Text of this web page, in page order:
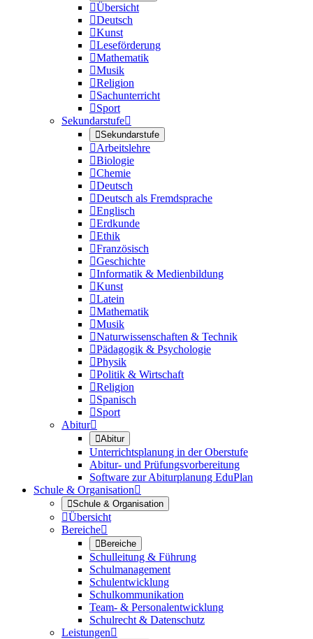
Übersicht
Deutsch
Kunst
Leseförderung
Mathematik
Musik
Religion
Sachunterricht
Sport
Sekundarstufe
Sekundarstufe
Arbeitslehre
Biologie
Chemie
Deutsch
Deutsch als Fremdsprache
Englisch
Erdkunde
Ethik
Französisch
Geschichte
Informatik & Medienbildung
Kunst
Latein
Mathematik
Musik
Naturwissenschaften & Technik
Pädagogik & Psychologie
Physik
Politik & Wirtschaft
Religion
Spanisch
Sport
Abitur
Abitur
Unterrichtsplanung in der Oberstufe
Abitur- und Prüfungsvorbereitung
Software zur Abiturplanung EduPlan
Schule & Organisation
Schule & Organisation
Übersicht
Bereiche
Bereiche
Schulleitung & Führung
Schulmanagement
Schulentwicklung
Schulkommunikation
Team- & Personalentwicklung
Schulrecht & Datenschutz
Leistungen